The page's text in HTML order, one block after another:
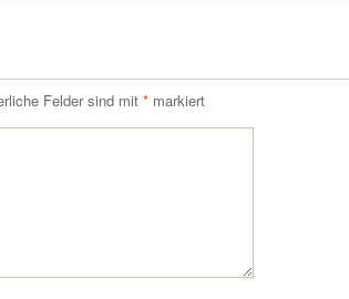
Felder sind mit * markiert